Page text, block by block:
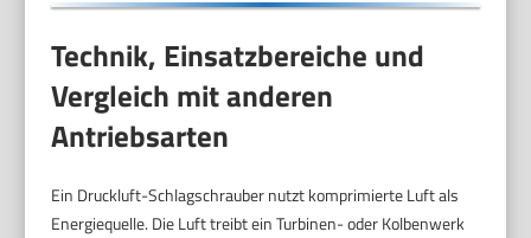
Technik, Einsatzbereiche und
Vergleich mit anderen
Antriebsarten
Ein Druckluft-Schlagschrauber nutzt komprimierte Luft als
Energiequelle. Die Luft treibt ein Turbinen- oder Kolbenwerk